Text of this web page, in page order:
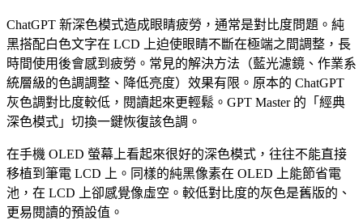
ChatGPT 新深色模式造成眼睛疲勞，通常是對比度問題。純
黑搭配白色文字在 LCD 上迫使眼睛不斷在極端之間調整，長
時間使用後會感到疲勞。常見的解決方法（藍光濾鏡、作業系
統層級的色調調整、降低亮度）效果有限。原本的 ChatGPT
灰色調對比度較低，閱讀起來更輕鬆。GPT Master 的「經典
深色模式」切換一鍵恢復該色調。
在手機 OLED 螢幕上看起來很好的深色模式，往往不能直接
移植到筆電 LCD 上。同樣的純黑像素在 OLED 上能節省電
池，在 LCD 上卻感覺像虛空。較低對比度的灰色是舊版的、
更易閱讀的預設值。